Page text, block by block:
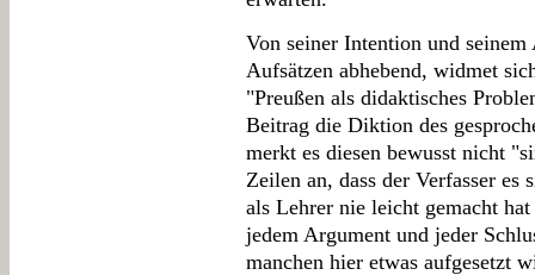
Von seiner Intention und
Aufsätzen abhebend, widmet
"Preußen als didaktisches
Beitrag die Diktion des
merkt es diesen bewusst nicht
Zeilen an, dass der Verfasser
als Lehrer nie leicht gemacht
jedem Argument und jeder
manchen hier etwas aufgesetzt